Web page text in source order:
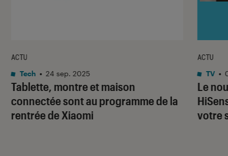
Tablette, montre et maison
connectée sont au programme de la
rentrée de Xiaomi
ACTU
Tech • 24 sep. 2025
Le
votre
ACTU
TV •